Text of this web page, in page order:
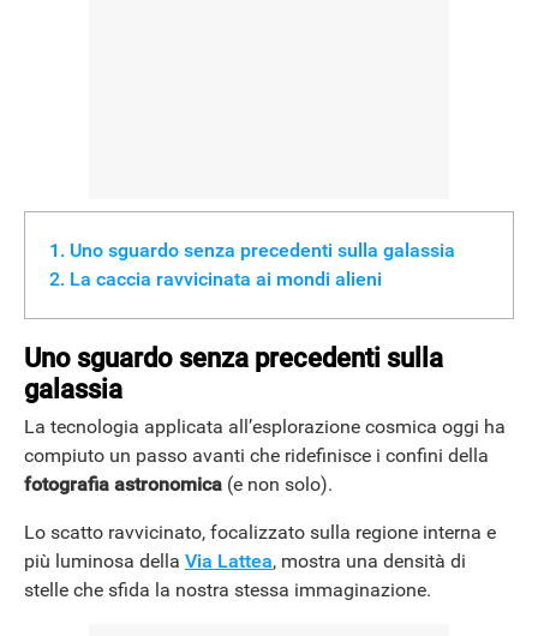
Uno sguardo senza precedenti sulla galassia
La caccia ravvicinata ai mondi alieni
Uno sguardo senza precedenti sulla
galassia
La tecnologia applicata all’esplorazione cosmica oggi ha
compiuto un passo avanti che ridefinisce i confini della
fotografia astronomica (e non solo).
Lo scatto ravvicinato, focalizzato sulla regione interna e
più luminosa della Via Lattea, mostra una densità di
stelle che sfida la nostra stessa immaginazione.